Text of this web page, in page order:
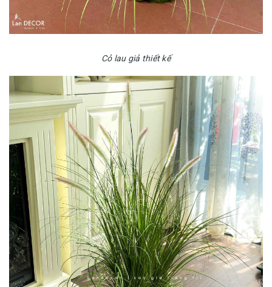
Cỏ lau giả thiết kế